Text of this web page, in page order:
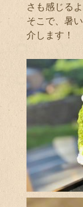
さも感じる
そこで、暑
介します！